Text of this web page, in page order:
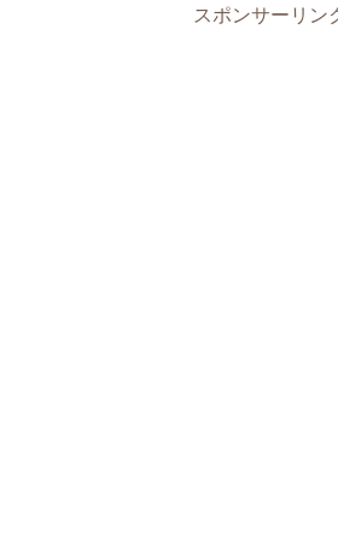
スポンサーリン